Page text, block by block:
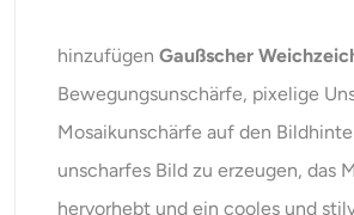
hinzufügenGaußscher
Bewegungsunschärfe, pixelige
Mosaikunschärfe auf den
unscharfes Bild zu erzeugen, das
hervorhebt und ein cooles und